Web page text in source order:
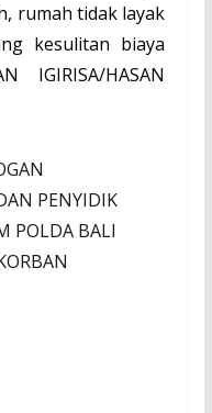
rumah tidak layak
kesulitan biaya
IGIRISA/HASAN
PENYIDIK
POLDA BALI